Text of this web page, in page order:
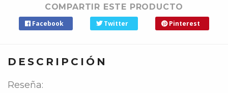
COMPARTIR ESTE PRODUCTO
Facebook Twitter Pinterest
DESCRIPCIÓN
Reseña: